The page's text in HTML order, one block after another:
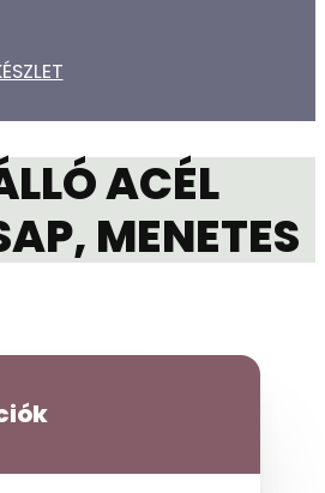
ACÉL
MENETES